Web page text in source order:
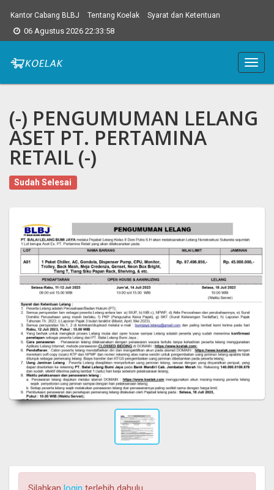
Kantor Cabang BLBJ Tentang Koelak Syarat dan Ketentuan
06 Agustus 2026 22:33:59
Main
Menu
(-) PENGUMUMAN LELANG
ASET PT. PERTAMINA
RETAIL (-)
Sudah Selesai